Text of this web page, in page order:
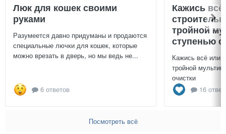
Люк для кошек своими
руками
Разумеется давно придуманы и продаются
специальные лючки для кошек, которые
можно врезать в дверь, но мы ведь не...
6 ответов
Кажись
тройной
ступенью
Кажись всё или
тройной
очистки
16
Посмотреть всё